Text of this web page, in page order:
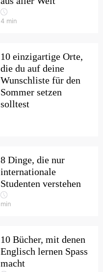
4 min
10 einzigartige Orte,
die du auf deine
Wunschliste für den
Sommer setzen
solltest
8 Dinge, die nur
internationale
Studenten verstehen
min
10 Bücher, mit denen
Englisch lernen Spass
macht